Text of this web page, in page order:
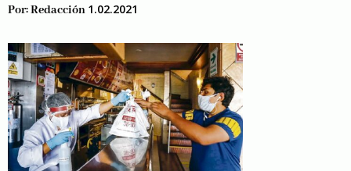
Por:Redacción 1.02.2021